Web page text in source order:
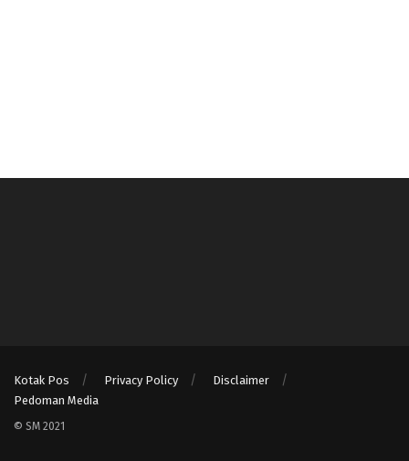
Kotak Pos Privacy Policy
Disclaimer
Pedoman Media
© SM 2021